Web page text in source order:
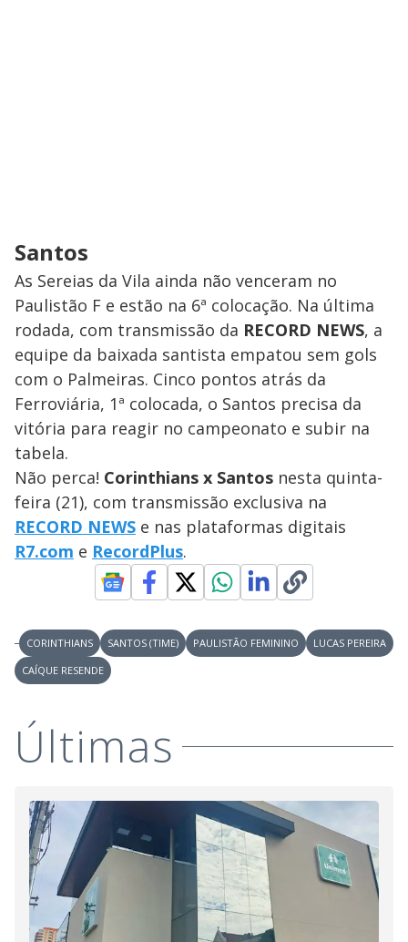
Santos
As Sereias da Vila ainda não venceram no
Paulistão F e estão na 6ª colocação. Na última
rodada, com transmissão da RECORD NEWS, a
equipe da baixada santista empatou sem gols
com o Palmeiras. Cinco pontos atrás da
Ferroviária, 1ª colocada, o Santos precisa da
vitória para reagir no campeonato e subir na
tabela.
Não perca! Corinthians x Santos nesta quinta-
feira (21), com transmissão exclusiva na
RECORD NEWS e nas plataformas digitais
R7.com e RecordPlus.
CORINTHIANS SANTOS (TIME) PAULISTÃO FEMININO
LUCAS PEREIRA
CAÍQUE RESENDE
Últimas